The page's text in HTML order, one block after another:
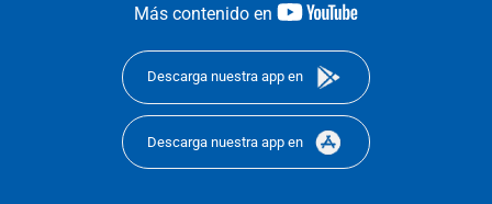
Más contenido en
youtube-
Descarga nuestra app en
Descarga nuestra app en